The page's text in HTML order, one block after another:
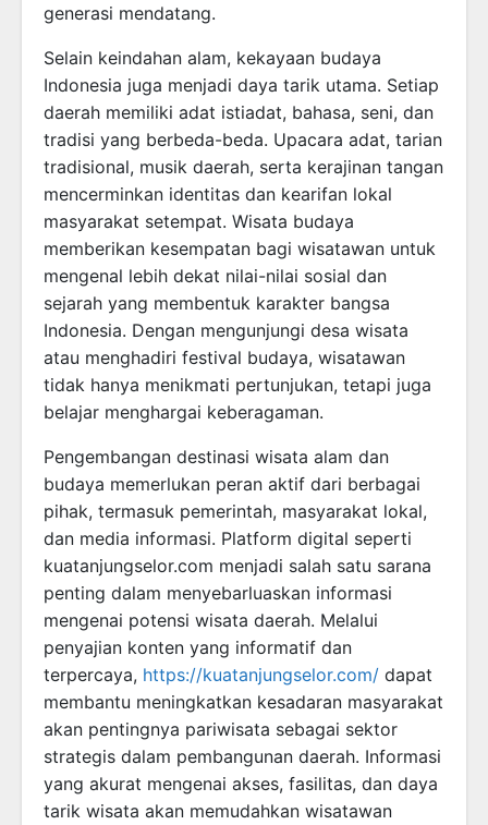
generasi mendatang.
Selain keindahan alam, kekayaan budaya
Indonesia juga menjadi daya tarik utama. Setiap
daerah memiliki adat istiadat, bahasa, seni, dan
tradisi yang berbeda-beda. Upacara adat, tarian
tradisional, musik daerah, serta kerajinan tangan
mencerminkan identitas dan kearifan lokal
masyarakat setempat. Wisata budaya
memberikan kesempatan bagi wisatawan untuk
mengenal lebih dekat nilai-nilai sosial dan
sejarah yang membentuk karakter bangsa
Indonesia. Dengan mengunjungi desa wisata
atau menghadiri festival budaya, wisatawan
tidak hanya menikmati pertunjukan, tetapi juga
belajar menghargai keberagaman.
Pengembangan destinasi wisata alam dan
budaya memerlukan peran aktif dari berbagai
pihak, termasuk pemerintah, masyarakat lokal,
dan media informasi. Platform digital seperti
kuatanjungselor.com menjadi salah satu sarana
penting dalam menyebarluaskan informasi
mengenai potensi wisata daerah. Melalui
penyajian konten yang informatif dan
terpercaya, https://kuatanjungselor.com/ dapat
membantu meningkatkan kesadaran masyarakat
akan pentingnya pariwisata sebagai sektor
strategis dalam pembangunan daerah. Informasi
yang akurat mengenai akses, fasilitas, dan daya
tarik wisata akan memudahkan wisatawan